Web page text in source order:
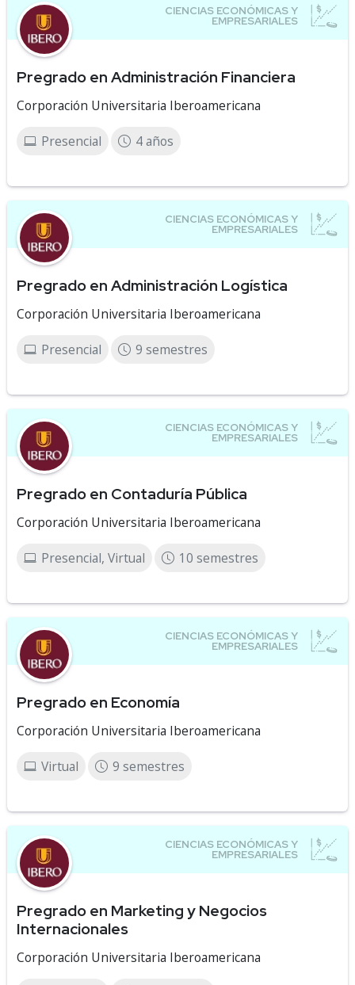
Pregrado en Administración Financiera
Corporación Universitaria Iberoamericana
Presencial 4 años
Pregrado en Administración Logística
Corporación Universitaria Iberoamericana
Presencial 9 semestres
Pregrado en Contaduría Pública
Corporación Universitaria Iberoamericana
Presencial, Virtual 10 semestres
Pregrado en Economía
Corporación Universitaria Iberoamericana
Virtual 9 semestres
Pregrado en Marketing y Negocios
Internacionales
Corporación Universitaria Iberoamericana